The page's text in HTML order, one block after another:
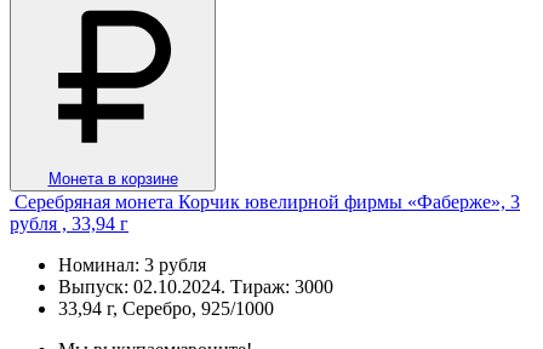
Монета в корзине
Серебряная монета Корчик ювелирной фирмы «Фаберже», 3
рубля , 33,94 г
Номинал: 3 рубля
Выпуск: 02.10.2024. Тираж: 3000
33,94 г, Серебро, 925/1000